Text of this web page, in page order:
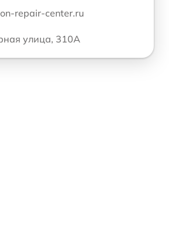
repair-center.ru
улица, 310А